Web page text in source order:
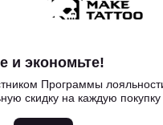
и экономьте!
Программы
скидку на каждую покупку